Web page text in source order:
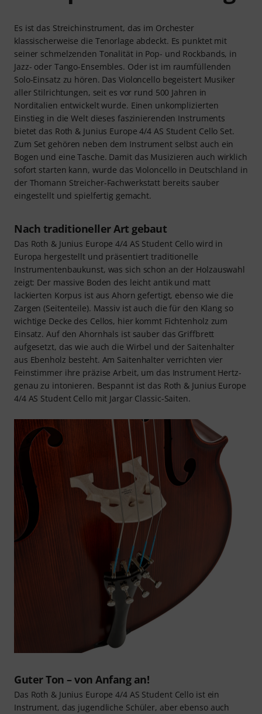
Es ist das Streichinstrument, das im Orchester
klassischerweise die Tenorlage abdeckt. Es punktet mit
seiner schmelzenden Tonalität in Pop- und Rockbands, in
Jazz- oder Tango-Ensembles. Oder ist im raumfüllenden
Solo-Einsatz zu hören. Das Violoncello begeistert Musiker
aller Stilrichtungen, seit es vor rund 500 Jahren in
Norditalien entwickelt wurde. Einen unkomplizierten
Einstieg in die Welt dieses faszinierenden Instruments
bietet das Roth & Junius Europe 4/4 AS Student Cello Set.
Zum Set gehören neben dem Instrument selbst auch ein
Bogen und eine Tasche. Damit das Musizieren auch wirklich
sofort starten kann, wurde das Violoncello in Deutschland in
der Thomann Streicher-Fachwerkstatt bereits sauber
eingestellt und spielfertig gemacht.
Nach traditioneller Art gebaut
Das Roth & Junius Europe 4/4 AS Student Cello wird in
Europa hergestellt und präsentiert traditionelle
Instrumentenbaukunst, was sich schon an der Holzauswahl
zeigt: Der massive Boden des leicht antik und matt
lackierten Korpus ist aus Ahorn gefertigt, ebenso wie die
Zargen (Seitenteile). Massiv ist auch die für den Klang so
wichtige Decke des Cellos, hier kommt Fichtenholz zum
Einsatz. Auf den Ahornhals ist sauber das Griffbrett
aufgesetzt, das wie auch die Wirbel und der Saitenhalter
aus Ebenholz besteht. Am Saitenhalter verrichten vier
Feinstimmer ihre präzise Arbeit, um das Instrument Hertz-
genau zu intonieren. Bespannt ist das Roth & Junius Europe
4/4 AS Student Cello mit Jargar Classic-Saiten.
Guter Ton – von Anfang an!
Das Roth & Junius Europe 4/4 AS Student Cello ist ein
Instrument, das jugendliche Schüler, aber ebenso auch